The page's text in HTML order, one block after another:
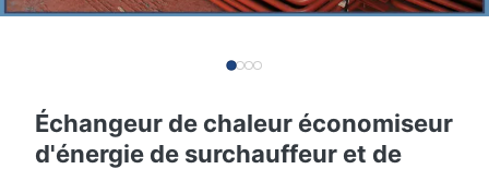
Échangeur de chaleur économiseur
d'énergie de surchauffeur et de